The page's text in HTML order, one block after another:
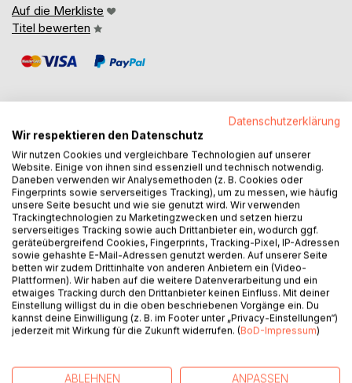
Auf die Merkliste
Titel bewerten
BESCHREIBUNG
Jakob, ein unterbezahlter Journalist bei einer ostfriesischen
Tageszeitung, trifft auf die reiche Dame Lea, die ihm ihre
bewegende Lebensgeschichte diktiert. Die seltsame Lady
und ihre dramatische Vergangenheit reißen ihn abrupt aus
seinem eintönigen Alltag. Er taucht tief in die deutsche
Vergangenheit ein und landet schließlich sogar in Israel. Ein
Strudel von Tod, Leidenschaft, Schuld und Sühne hält ihn
zunächst gefangen, um ihn dann in eine vollkommen andere
Existenz zu katapultieren.
Dieser Roman, aus der Perspektive des aufstrebenden
spannende Unterhaltung.
Datenschutzerklärung
Wir respektieren den Datenschutz
Wir nutzen Cookies und vergleichbare Technologien auf unserer
Website. Einige von ihnen sind essenziell und technisch notwendig.
Daneben verwenden wir Analysemethoden (z. B. Cookies oder
Fingerprints sowie serverseitiges Tracking), um zu messen, wie häufig
unsere Seite besucht und wie sie genutzt wird. Wir verwenden
Trackingtechnologien zu Marketingzwecken und setzen hierzu
serverseitiges Tracking sowie auch Drittanbieter ein, wodurch ggf.
geräteübergreifend Cookies, Fingerprints, Tracking-Pixel, IP-Adressen
sowie gehashte E-Mail-Adressen genutzt werden. Auf unserer Seite
betten wir zudem Drittinhalte von anderen Anbietern ein (Video-
Plattformen). Wir haben auf die weitere Datenverarbeitung und ein
etwaiges Tracking durch den Drittanbieter keinen Einfluss. Mit deiner
Einstellung willigst du in die oben beschriebenen Vorgänge ein. Du
kannst deine Einwilligung (z. B. im Footer unter „Privacy-Einstellungen“)
jederzeit mit Wirkung für die Zukunft widerrufen. (BoD-Impressum)
ABLEHNEN ANPASSEN